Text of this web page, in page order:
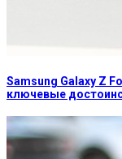
Samsung Galaxy Z
ключевые